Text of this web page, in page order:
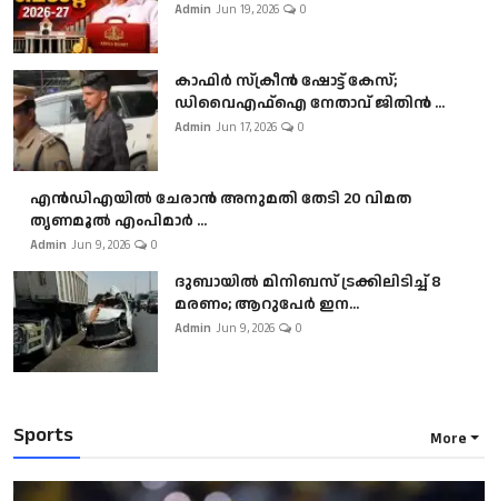
Admin Jun 19, 2026 0
കാഫിർ സ്‌ക്രീൻ ഷോട്ട് കേസ്;
ഡിവൈഎഫ്ഐ നേതാവ് ജിതിൻ ...
Admin Jun 17, 2026 0
എൻഡിഎയിൽ ചേരാൻ അനുമതി തേടി 20 വിമത
തൃണമൂൽ എംപിമാർ ...
Admin Jun 9, 2026 0
ദുബായിൽ മിനിബസ്​ ട്രക്കിലിടിച്ച് 8
മരണം; ആറുപേർ ഇന...
Admin Jun 9, 2026 0
Sports More